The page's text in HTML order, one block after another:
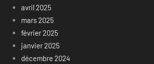
avril 2025
mars 2025
février 2025
janvier 2025
décembre 2024